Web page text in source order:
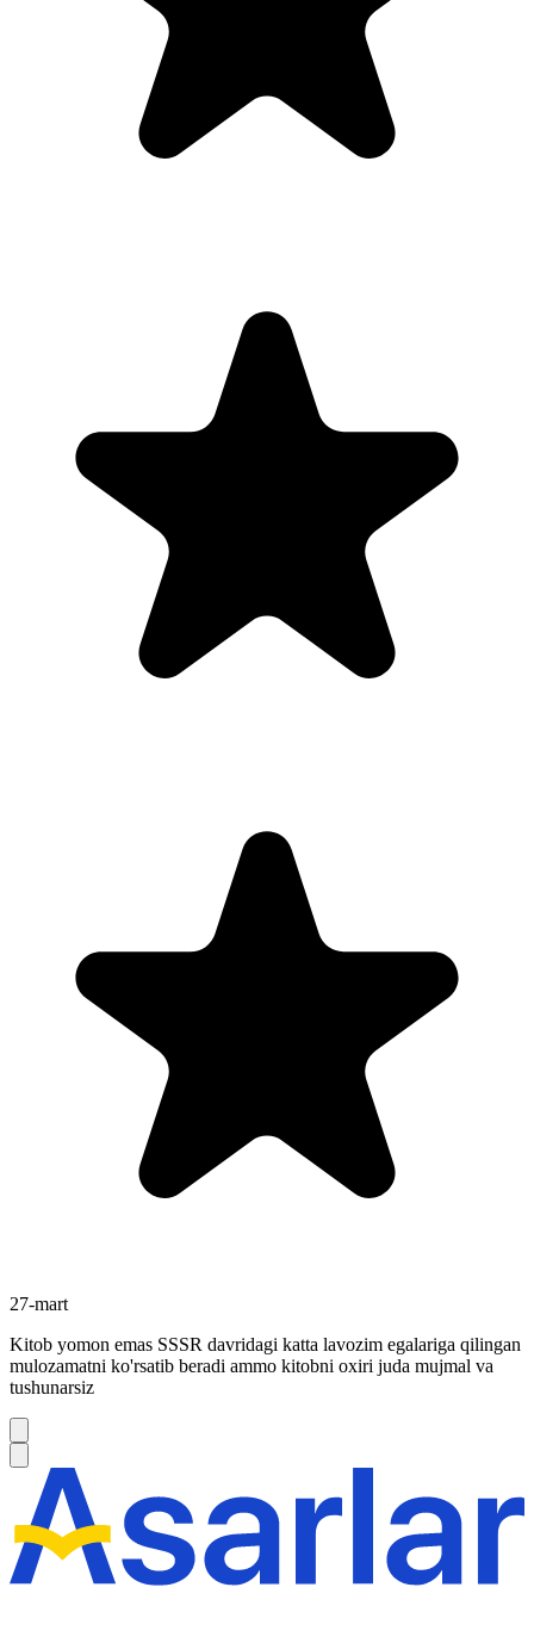
27-mart
Kitob yomon emas SSSR davridagi katta lavozim egalariga qilingan
mulozamatni ko'rsatib beradi ammo kitobni oxiri juda mujmal va
tushunarsiz